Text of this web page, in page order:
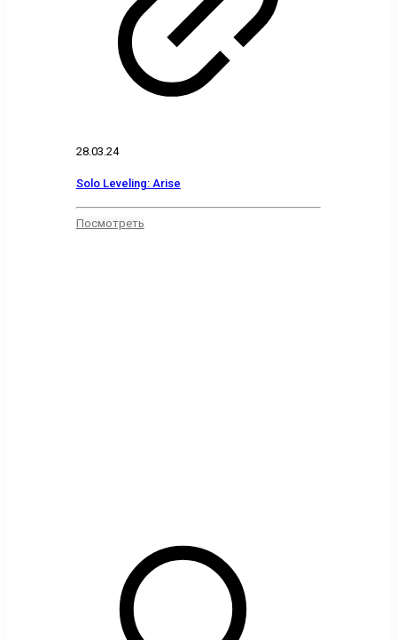
28.03.24
Solo Leveling: Arise
Посмотреть